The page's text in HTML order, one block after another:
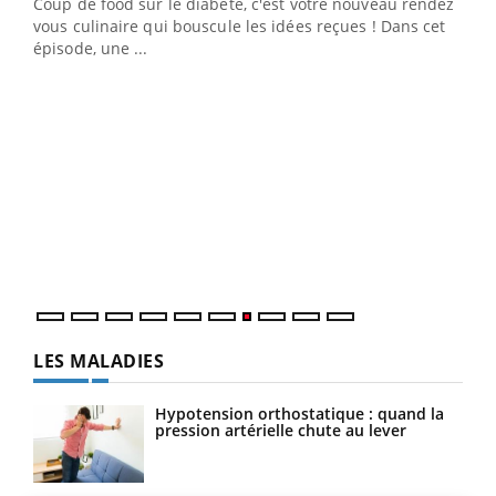
vous culinaire qui bouscule les idées reçues ! Dans cet
épisode, une ...
LES MALADIES
Hypotension orthostatique : quand la
pression artérielle chute au lever